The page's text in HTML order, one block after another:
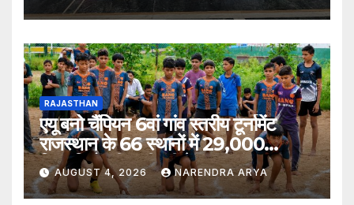
RAJASTHAN
एयू बनो चैंपियन 6वां गांव स्तरीय टूर्नामेंट
राजस्थान के 66 स्थानों में 29,000
खिलाड़ियों की भागीदारी के साथ संपन्न हुआ
AUGUST 4, 2026 NARENDRA ARYA